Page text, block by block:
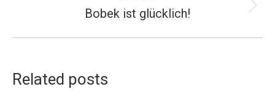
Nächster
Bobek ist glücklich!
Related posts